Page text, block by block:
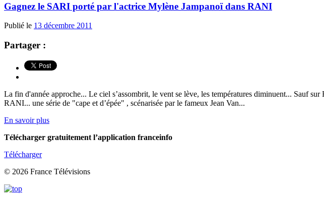
Gagnez le SARI porté par l'actrice Mylène Jampanoï dans RANI
Publié le 13 décembre 2011
Partager :
La fin d'année approche... Le ciel s’assombrit, le vent se lève, les températures diminuent... Sauf
RANI... une série de "cape et d’épée" , scénarisée par le fameux Jean Van...
En savoir plus
Télécharger gratuitement l’application franceinfo
Télécharger
© 2026 France Télévisions